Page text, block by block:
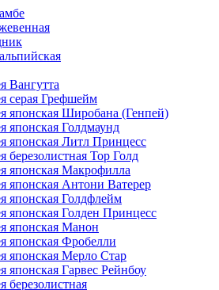
Вангутта
серая Грефшейм
японская Широбана (Генпей)
японская Голдмаунд
японская Литл Принцесс
березолистная Тор Голд
японская Макрофилла
японская Антони Ватерер
японская Голдфлейм
японская Голден Принцесс
японская Манон
японская Фробелли
японская Мерло Стар
японская Гарвес Рейнбоу
березолистная